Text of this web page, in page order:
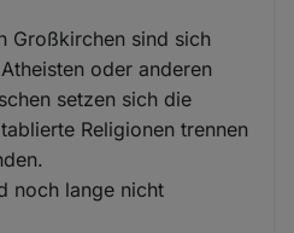
Großkirchen sind sich
oder anderen
setzen sich die
Religionen trennen
noch lange nicht